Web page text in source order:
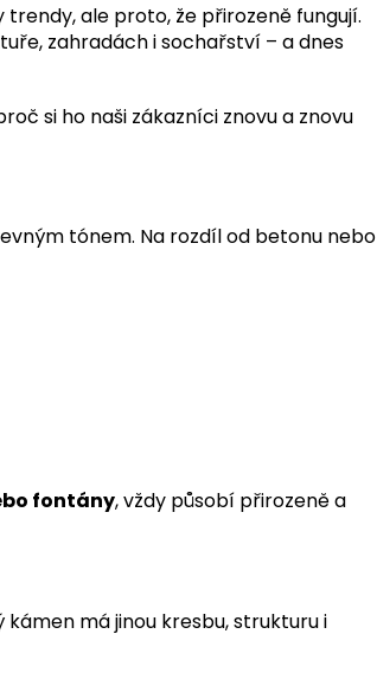
ale proto, že přirozeně fungují.
zahradách i sochařství – a dnes
si ho naši zákazníci znovu a znovu
tónem. Na rozdíl od betonu nebo
fontány, vždy působí přirozeně a
má jinou kresbu, strukturu i